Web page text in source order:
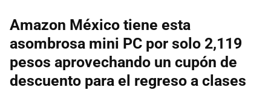
Amazon México tiene esta
asombrosa mini PC por solo 2,119
pesos aprovechando un cupón de
descuento para el regreso a clases